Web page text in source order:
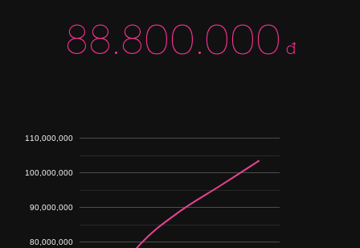
88.800.000 đ
80,000,000
90,000,000
100,000,000
110,000,000